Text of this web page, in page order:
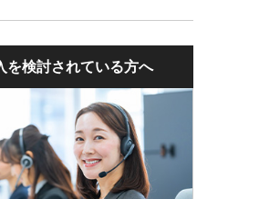
を検討されている方へ